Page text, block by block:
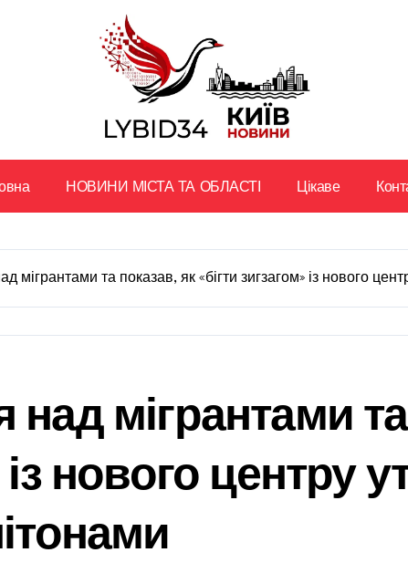
НОВИНИ МІСТА ТА ОБЛАСТІ Цікаве
мігрантами та показав, як «бігти зигзагом» із нового
мігрантами
із нового центру